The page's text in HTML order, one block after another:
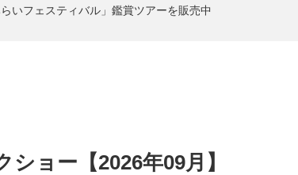
いフェスティバル」鑑賞ツアーを販売中
ョー【2026年09月】